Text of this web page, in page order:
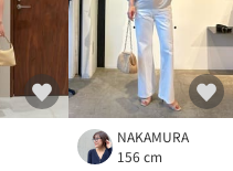
NAKAMURA
156 cm